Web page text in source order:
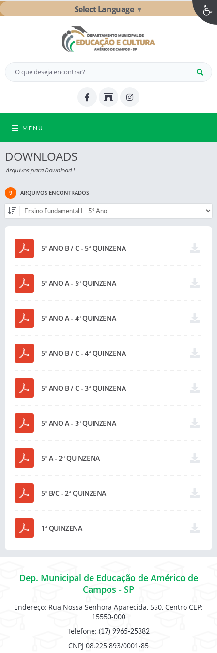
Select Language ▼
MENU
DOWNLOADS
Arquivos para Download !
9 ARQUIVOS ENCONTRADOS
5º ANO B / C - 5ª QUINZENA
5º ANO A - 5ª QUINZENA
5º ANO A - 4ª QUINZENA
5º ANO B / C - 4ª QUINZENA
5º ANO B / C - 3ª QUINZENA
5º ANO A - 3ª QUINZENA
5º A - 2ª QUINZENA
5º B/C - 2ª QUINZENA
1ª QUINZENA
Dep. Municipal de Educação de Américo de
Campos - SP
Endereço: Rua Nossa Senhora Aparecida, 550, Centro CEP:
15550-000
Telefone: (17) 9965-25382
CNPJ 08.225.893/0001-85